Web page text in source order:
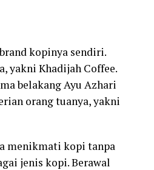
kopinya sendiri.
yakni Khadijah Coffee.
belakang Ayu Azhari
orang tuanya, yakni
menikmati kopi tanpa
jenis kopi. Berawal